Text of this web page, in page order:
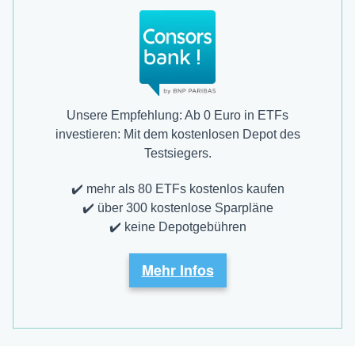
Unsere Empfehlung: Ab 0 Euro in ETFs
investieren: Mit dem kostenlosen Depot des
Testsiegers.
✔️ mehr als 80 ETFs kostenlos kaufen
✔️ über 300 kostenlose Sparpläne
✔️ keine Depotgebühren
Mehr Infos